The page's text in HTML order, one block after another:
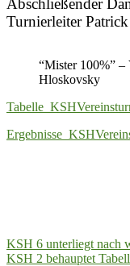
Turnierleiter
“Mister 100%” –
Hloskovsky
KSH 6 unterliegt nach
KSH 2 behauptet